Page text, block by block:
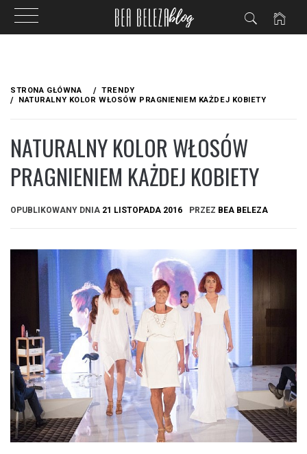
treści
STRONA GŁÓWNA
TRENDY
NATURALNY KOLOR WŁOSÓW PRAGNIENIEM KAŻDEJ KOBIETY
NATURALNY KOLOR WŁOSÓW
PRAGNIENIEM KAŻDEJ KOBIETY
OPUBLIKOWANY DNIA 21 LISTOPADA 2016 PRZEZ BEA BELEZA